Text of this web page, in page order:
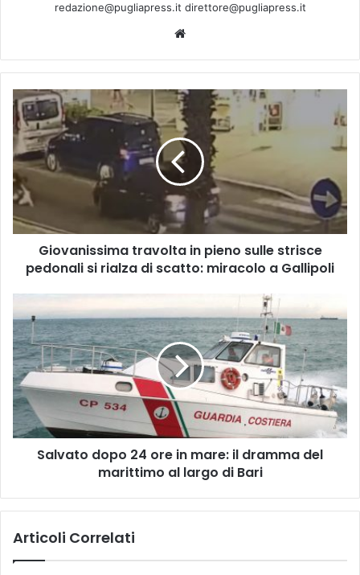
redazione@pugliapress.it direttore@pugliapress.it
Giovanissima
travolta
in
pieno
sulle
strisce
pedonali
si
rialza
scatto:
Gallipoli
Giovanissima travolta in pieno sulle strisce
pedonali si rialza di scatto: miracolo a Gallipoli
dopo
24
ore
in
mare:
il
dramma
del
marittimoSalvato dopo 24 ore in mare: il dramma del
marittimo al largo di Bari
Articoli Correlati